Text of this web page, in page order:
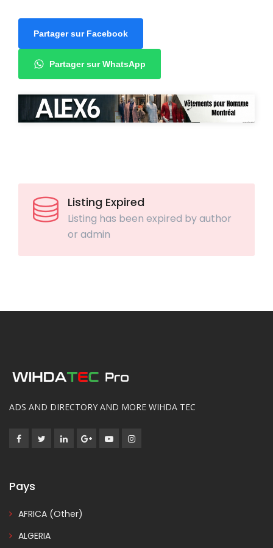
Partager sur Facebook
Partager sur WhatsApp
Listing Expired
Listing has been expired by author
or admin
ADS AND DIRECTORY AND MORE WIHDA TEC
Pays
AFRICA (Other)
ALGERIA